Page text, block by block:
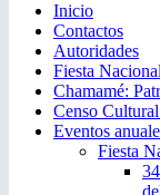
Inicio
Contactos
Autoridades
Fiesta
Chamamé:
Censo
Eventos
Fiesta